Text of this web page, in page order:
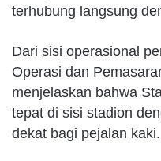
terhubung langsung
Dari sisi operasional
Operasi dan
menjelaskan bahwa
tepat di sisi stadion
dekat bagi pejalan kaki.